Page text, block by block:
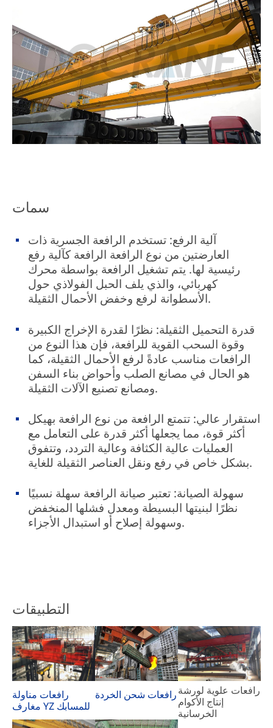
سمات
آلية الرفع: تستخدم الرافعة الجسرية ذات
العارضتين من نوع الرافعة الرافعة كآلية رفع
رئيسية لها. يتم تشغيل الرافعة بواسطة محرك
كهربائي، والذي يلف الحبل الفولاذي حول
الأسطوانة لرفع وخفض الأحمال الثقيلة.
قدرة التحميل الثقيلة: نظرًا لقدرة الإخراج الكبيرة
وقوة السحب القوية للرافعة، فإن هذا النوع من
الرافعات مناسب عادةً لرفع الأحمال الثقيلة، كما
هو الحال في مصانع الصلب وأحواض بناء السفن
ومصانع تصنيع الآلات الثقيلة.
استقرار عالي: تتمتع الرافعة من نوع الرافعة بهيكل
أكثر قوة، مما يجعلها أكثر قدرة على التعامل مع
العمليات عالية الكثافة وعالية التردد، وتتفوق
بشكل خاص في رفع ونقل العناصر الثقيلة للغاية.
سهولة الصيانة: تعتبر صيانة الرافعة سهلة نسبيًا
نظرًا لبنيتها البسيطة ومعدل فشلها المنخفض
وسهولة إصلاح أو استبدال الأجزاء.
التطبيقات
رافعات مناولة
مغارف YZ للمسابك
رافعات شحن الخردةرافعات علوية لورشة
إنتاج الأكوام
الخرسانية